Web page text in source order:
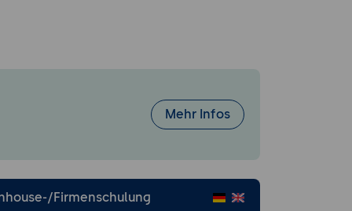
Mehr Infos
Firmenschulung